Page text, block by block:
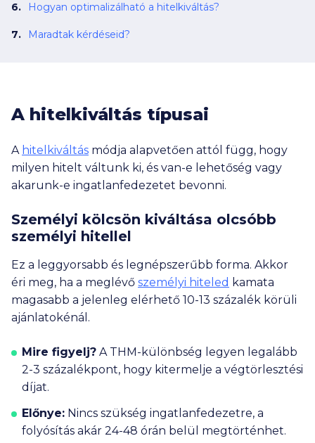
Hogyan optimalizálható a hitelkiváltás?
Maradtak kérdéseid?
A hitelkiváltás típusai
A hitelkiváltás módja alapvetően attól függ, hogy
milyen hitelt váltunk ki, és van-e lehetőség vagy
akarunk-e ingatlanfedezetet bevonni.
Személyi kölcsön kiváltása olcsóbb
személyi hitellel
Ez a leggyorsabb és legnépszerűbb forma. Akkor
éri meg, ha a meglévő személyi hiteled kamata
magasabb a jelenleg elérhető 10-13 százalék körüli
ajánlatokénál.
Mire figyelj? A THM-különbség legyen legalább
2-3 százalékpont, hogy kitermelje a végtörlesztési
díjat.
Előnye: Nincs szükség ingatlanfedezetre, a
folyósítás akár 24-48 órán belül megtörténhet.